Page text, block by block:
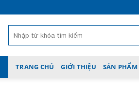
kiếm:
TRANG CHỦ GIỚI THIỆU SẢN PHẨM